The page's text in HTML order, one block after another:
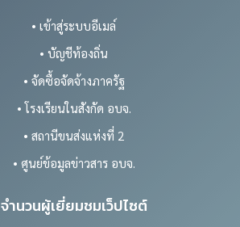
• เข้าสู่ระบบอีเมล์
• บัญชีท้องถิ่น
• จัดซื้อจัดจ้างภาครัฐ
• โรงเรียนในสังกัด อบจ.
• สถานีขนส่งแห่งที่ 2
• ศูนย์ข้อมูลข่าวสาร อบจ.
จำนวนผู้เยี่ยมชมเว็ปไซต์